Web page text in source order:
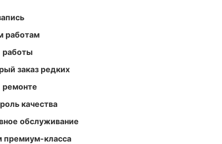
работам
работы
заказ редких
ремонте
качества
обслуживание
премиум-класса